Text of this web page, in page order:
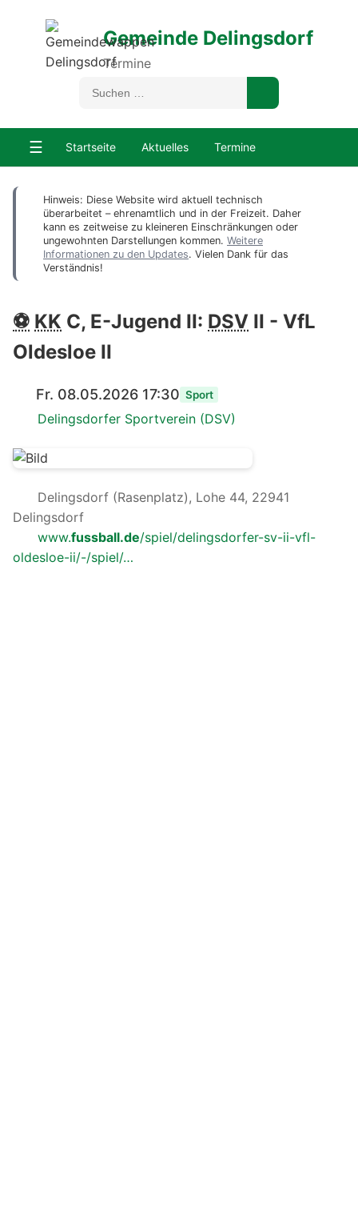
Gemeinde Delingsdorf
Termine
☰ Startseite Aktuelles Termine
Hinweis: Diese Website wird aktuell technisch
überarbeitet – ehrenamtlich und in der Freizeit. Daher
kann es zeitweise zu kleineren Einschränkungen oder
ungewohnten Darstellungen kommen. Weitere
Informationen zu den Updates. Vielen Dank für das
Verständnis!
⚽ KK C, E-Jugend II: DSV II - VfL
Oldesloe II
Fr. 08.05.2026 17:30 Sport
Delingsdorfer Sportverein (DSV)
Delingsdorf (Rasenplatz), Lohe 44, 22941
Delingsdorf
www.fussball.de/spiel/delingsdorfer-sv-ii-vfl-
oldesloe-ii/-/spiel/…